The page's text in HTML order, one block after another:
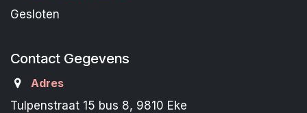
Gesloten
Contact Gegevens
Adres
Tulpenstraat 15 bus 8, 9810 Eke